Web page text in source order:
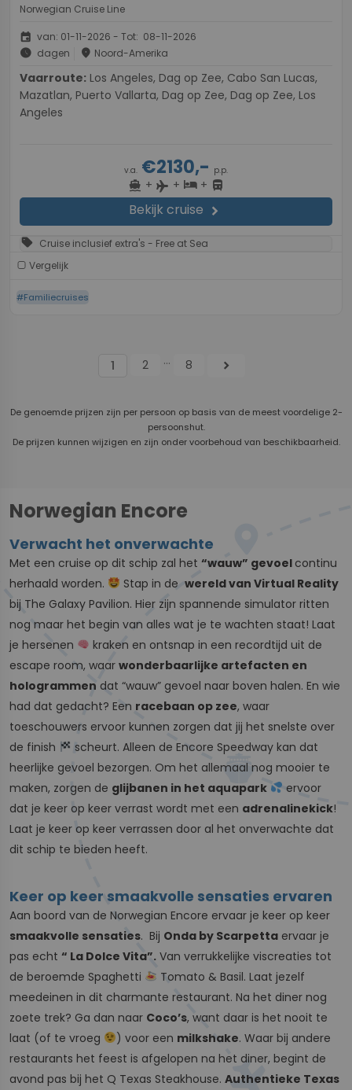
Norwegian Cruise Line
event van: 01-11-2026 - Tot: 08-11-2026
schedule dagen place Noord-Amerika
Vaarroute:
Mazatlan, Puerto Vallarta, Dag op Zee, Dag op Zee, Los
Angeles
v.a. €2130,- p.p.
directions_boat + flight + hotel+ directions_bus
Bekijk cruise chevron_right
sell Cruise inclusief extra's - Free at Sea
Vergelijk
#Familiecruises
1 2 ... 8 chevron_right
De genoemde prijzen zijn per persoon op basis van de meest voordelige 2-
persoonshut.
De prijzen kunnen wijzigen en zijn onder voorbehoud van beschikbaarheid.
Norwegian Encore
Verwacht het onverwachte
Met een cruise op dit schip zal het “wauw” gevoel continu
herhaald worden.
Stap in dewereld van Virtual Reality
bij The Galaxy Pavilion. Hier zijn spannende simulator ritten
nog maar het begin van alles wat je te wachten staat! Laat
je hersenen
kraken en ontsnap in een recordtijd uit de
escape room, waar wonderbaarlijke artefacten en
hologrammen dat “wauw” gevoel naar boven halen. En wie
had dat gedacht? Een racebaan op zee, waar
toeschouwers ervoor kunnen zorgen dat jij het snelste over
de finish
scheurt. Alleen de Encore Speedway kan dat
heerlijke gevoel bezorgen. Om het allemaal nog mooier te
maken, zorgen de glijbanen in het aquapark
ervoor
dat je keer op keer verrast wordt met een adrenalinekick!
Laat je keer op keer verrassen door al het onverwachte dat
dit schip te bieden heeft.
Keer op keer smaakvolle sensaties ervaren
Aan boord van de Norwegian Encore ervaar je keer op keer
smaakvolle sensaties. Bij Onda by Scarpetta ervaar je
pas echt “ La Dolce Vita”. Van verrukkelijke viscreaties tot
de beroemde Spaghetti
Tomato & Basil. Laat jezelf
meedeinen in dit charmante restaurant. Na het diner nog
zoete trek? Ga dan naar Coco’s, want daar is het nooit te
laat (of te vroeg
) voor een milkshake. Waar bij andere
restaurants het feest is afgelopen na het diner, begint de
avond pas bij het Q Texas Steakhouse. Authentieke Texas